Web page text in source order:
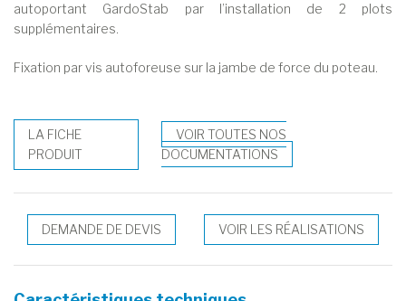
autoportant GardoStab par l’installation de 2 plots
supplémentaires.
Fixation par vis autoforeuse sur la jambe de force du poteau.
LA FICHE
PRODUIT
VOIR TOUTES NOS
DOCUMENTATIONS
DEMANDE DE DEVIS VOIR LES RÉALISATIONS